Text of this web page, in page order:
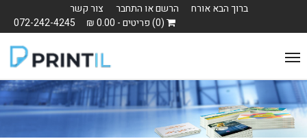
ברוך הבא אורח הרשם או התחבר
צור קשר
(0) פריטים - 0.00 ₪
072-242-4245
Toggle
navigation